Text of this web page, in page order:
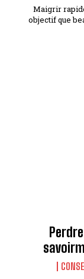
Maigrir
objectif que